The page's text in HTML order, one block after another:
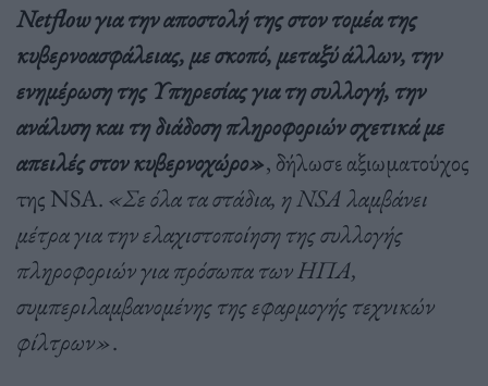
Netflow για την αποστολή της στον τομέα της
κυβερνοασφάλειας, με σκοπό, μεταξύ άλλων, την
ενημέρωση της Υπηρεσίας για τη συλλογή, την
ανάλυση και τη διάδοση πληροφοριών σχετικά με
απειλές στον κυβερνοχώρο», δήλωσε αξιωματούχος
της NSA. «Σε όλα τα στάδια, η NSA λαμβάνει
μέτρα για την ελαχιστοποίηση της συλλογής
πληροφοριών για πρόσωπα των ΗΠΑ,
συμπεριλαμβανομένης της εφαρμογής τεχνικών
φίλτρων».